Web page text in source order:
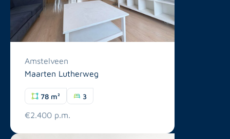
Amstelveen
Maarten Lutherweg
78 m² 3
€2.400 p.m.